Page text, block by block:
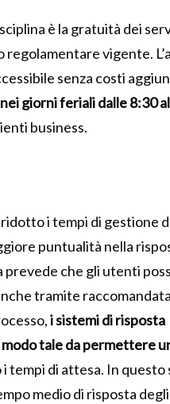
è la gratuità dei
vigente.
senza costi
nei giorni feriali dalle 8:30
business.
i tempi di gestione
puntualità nella
prevede che gli utenti
tramite
i sistemi di risposta
tale da permettere
i tempi di attesa. In questo
medio di risposta